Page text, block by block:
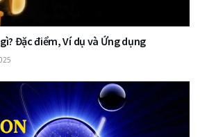
Đặc điểm, Ví dụ và Ứng dụng